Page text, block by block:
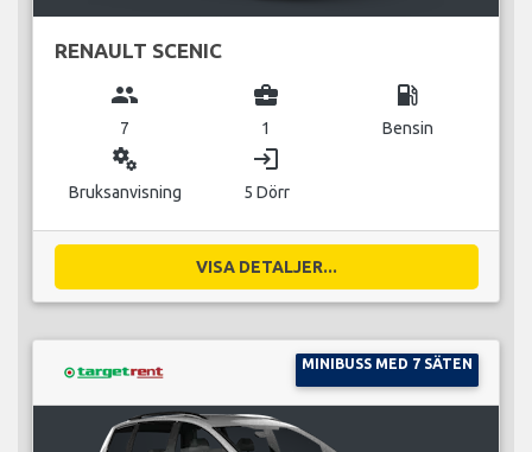
RENAULT SCENIC
group
7
business_center
1
local_gas_station
Bensin
miscellaneous_services
Bruksanvisning
login
5 Dörr
VISA DETALJER...
MINIBUSS MED 7 SÄTEN